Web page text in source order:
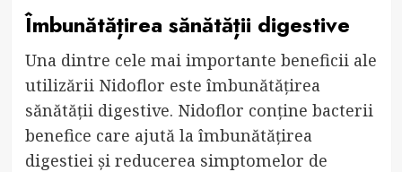
Îmbunătățirea sănătății digestive
Una dintre cele mai importante beneficii ale
utilizării Nidoflor este îmbunătățirea
sănătății digestive. Nidoflor conține bacterii
benefice care ajută la îmbunătățirea
digestiei și reducerea simptomelor de